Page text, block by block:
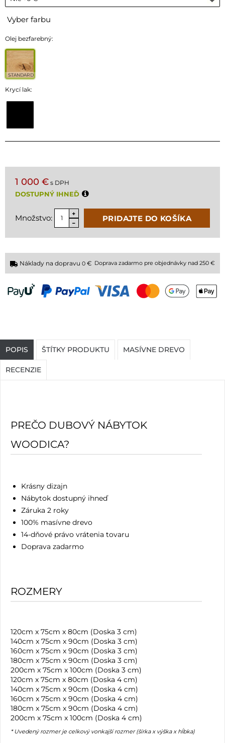
Vyber farbu
Olej bezfarebný:
STANDARD
Krycí lak:
1 000 € s DPH
DOSTUPNÝ IHNEĎ
Množstvo: PRIDAJTE DO KOŠÍKA
Náklady na dopravu 0 € Doprava zadarmo pre objednávky nad 250 €
POPIS ŠTÍTKY PRODUKTU MASÍVNE DREVO
RECENZIE
PREČO DUBOVÝ NÁBYTOK
WOODICA?
Krásny dizajn
Nábytok dostupný ihneď
Záruka 2 roky
100% masívne drevo
14-dňové právo vrátenia tovaru
Doprava zadarmo
ROZMERY
120cm x 75cm x 80cm (Doska 3 cm)
140cm x 75cm x 90cm (Doska 3 cm)
160cm x 75cm x 90cm (Doska 3 cm)
180cm x 75cm x 90cm (Doska 3 cm)
200cm x 75cm x 100cm (Doska 3 cm)
120cm x 75cm x 80cm (Doska 4 cm)
140cm x 75cm x 90cm (Doska 4 cm)
160cm x 75cm x 90cm (Doska 4 cm)
180cm x 75cm x 90cm (Doska 4 cm)
200cm x 75cm x 100cm (Doska 4 cm)
* Uvedený rozmer je celkový vonkajší rozmer (šírka x výška x hĺbka)